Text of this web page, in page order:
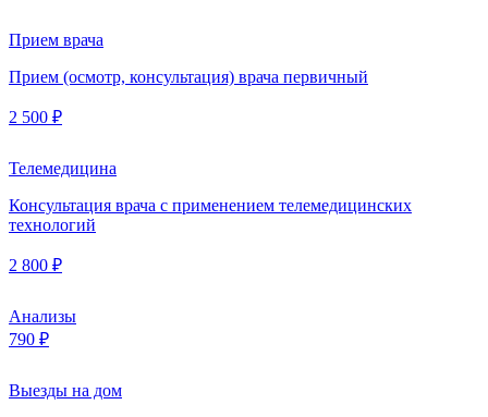
Прием врача
Прием (осмотр, консультация) врача первичный
2 500 ₽
Телемедицина
Консультация врача с применением телемедицинских
технологий
2 800 ₽
Анализы
790 ₽
Выезды на дом